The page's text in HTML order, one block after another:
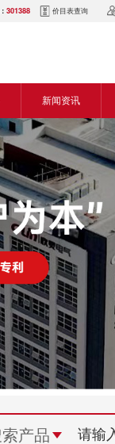
价目表查询
301388
新闻资讯
新闻动态
展会资讯
电气百科
常见问答